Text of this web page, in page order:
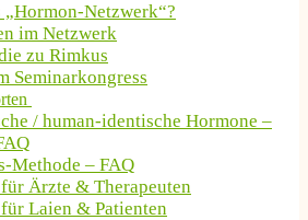
„Hormon-Netzwerk“?
im Netzwerk
zu Rimkus
Seminarkongress
/ human-identische Hormone –
Methode – FAQ
Ärzte & Therapeuten
Laien & Patienten